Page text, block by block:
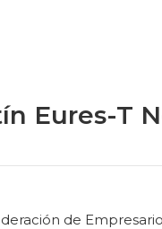
Eures-T
de